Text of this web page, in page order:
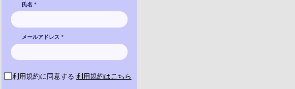
氏名
メールアドレス
利用規約に同意する 利用規約はこちら